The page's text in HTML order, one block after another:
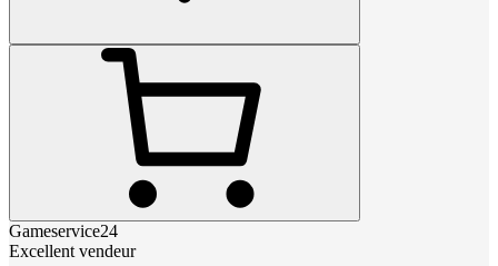
Gameservice24
Excellent vendeur